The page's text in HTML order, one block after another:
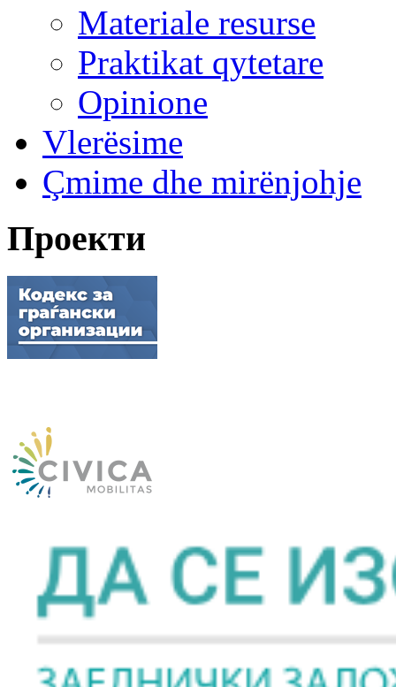
Materiale resurse
Praktikat qytetare
Opinione
Vlerësime
Çmime dhe mirënjohje
Проекти